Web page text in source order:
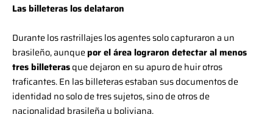
Las billeteras los delataron
Durante los rastrillajes los agentes solo capturaron a un
brasileño, aunquepor el área lograron detectar al menos
tres billeterasque dejaron en su apuro de huir otros
traficantes. En las billeteras estaban sus documentos de
identidad no solo de tres sujetos, sino de otros de
nacionalidad brasileña y boliviana.